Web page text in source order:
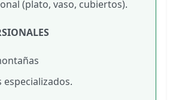
(plato, vaso, cubiertos).
especializados.